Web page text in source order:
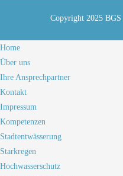
Copyright 2025 BGS
Home
Über uns
Ihre Ansprechpartner
Kontakt
Impressum
Kompetenzen
Stadtentwässerung
Starkregen
Hochwasserschutz